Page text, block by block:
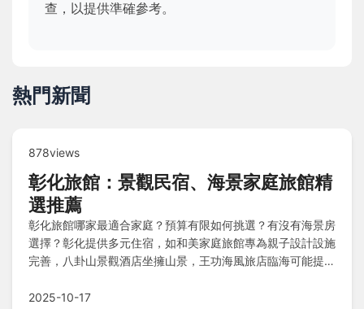
查，以提供準確參考。
熱門新聞
878views
彰化旅館：景觀民宿、海景家庭旅館精
選推薦
彰化旅館哪家最適合家庭？預算有限如何挑選？有沒有海景房
選擇？彰化提供多元住宿，如和美家庭旅館專為親子設計設施
完善，八卦山景觀酒店坐擁山景，王功海風旅店臨海可能提供
民具特色，溪湖羊肉爐主題民宿結合美食體驗，讓您在有限花
2025-10-17